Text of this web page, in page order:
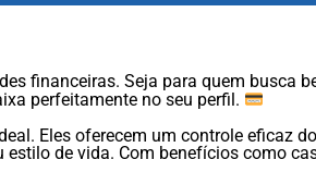
financeiras. Seja para quem busca
perfeitamente no seu perfil.
Eles oferecem um controle eficaz
de vida. Com benefícios como